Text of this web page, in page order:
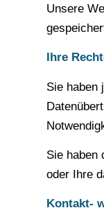
Unsere
Ihre
Sie haben
Sie haben
oder Ihre
Kontakt-